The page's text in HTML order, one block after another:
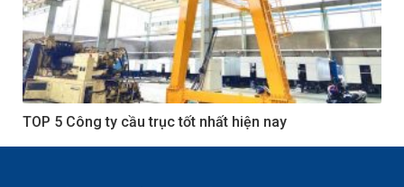
TOP 5 Công ty cầu trục tốt nhất hiện nay